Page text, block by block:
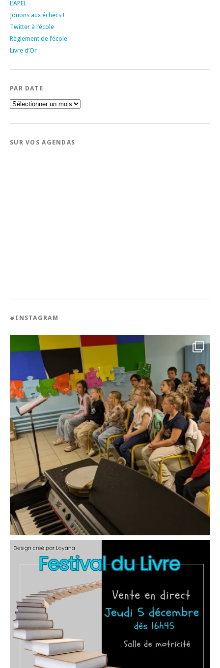
L’APEL
Jouons aux échecs !
Twitter à l’école
Règlement de l’école
Livre d’Or
PAR DATE
Par
date
SUR VOS AGENDAS
#INSTAGRAM